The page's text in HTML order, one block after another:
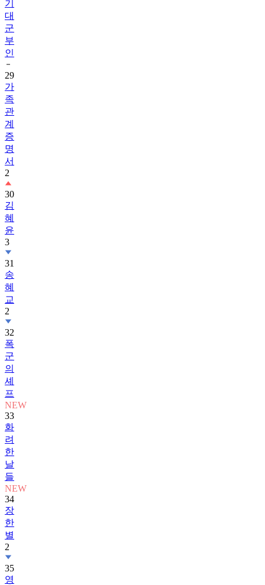
기
대
군
부
인
29
가
족
관
계
증
명
서
2
30
김
혜
윤
3
31
송
혜
교
2
32
폭
군
의
셰
프
NEW
33
화
려
한
날
들
NEW
34
장
한
별
2
35
영